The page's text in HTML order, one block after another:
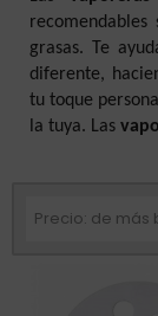
grasas. Te
diferente,
tu toque
la tuya. Las
Precio: de más